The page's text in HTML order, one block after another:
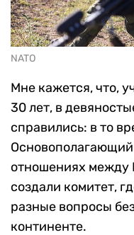
NATO
Мне кажется, что,
30 лет, в
справились: в то
Основополагающий
отношениях
создали комитет,
разные вопросы
континенте.